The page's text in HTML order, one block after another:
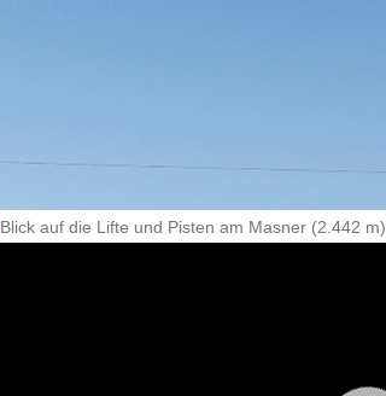
Blick auf die Lifte und Pisten am Masner (2.442 m)